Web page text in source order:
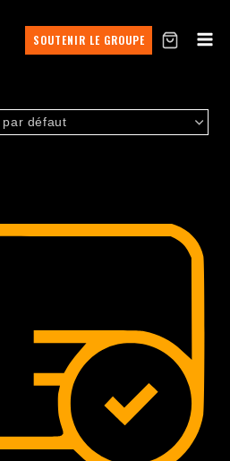
SOUTENIR LE GROUPE